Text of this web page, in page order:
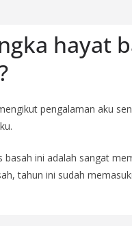
hayat
pengalaman aku
ini adalah sangat
tahun ini sudah